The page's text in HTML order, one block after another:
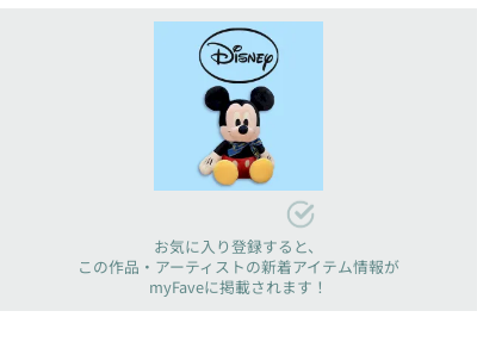
お気に入り登録すると、
この作品・アーティストの新着アイテム情報が
myFaveに掲載されます！